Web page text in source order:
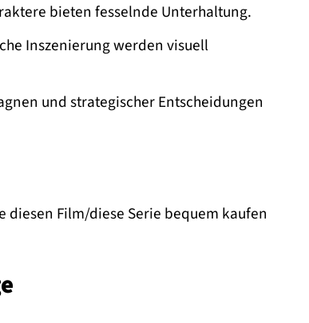
bieten fesselnde Unterhaltung.
Inszenierung werden visuell
und strategischer Entscheidungen
diesen Film/diese Serie bequem kaufen